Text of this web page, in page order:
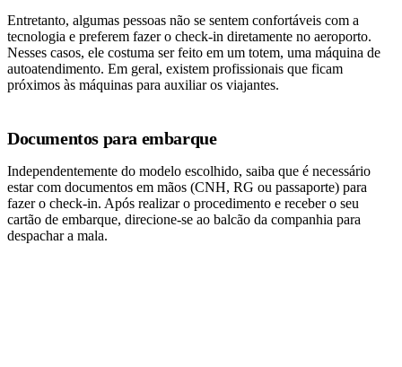
Entretanto, algumas pessoas não se sentem confortáveis com a
tecnologia e preferem fazer o check-in diretamente no aeroporto.
Nesses casos, ele costuma ser feito em um totem, uma máquina de
autoatendimento. Em geral, existem profissionais que ficam
próximos às máquinas para auxiliar os viajantes.
Documentos para embarque
Independentemente do modelo escolhido, saiba que é necessário
estar com documentos em mãos (CNH, RG ou passaporte) para
fazer o check-in. Após realizar o procedimento e receber o seu
cartão de embarque, direcione-se ao balcão da companhia para
despachar a mala.